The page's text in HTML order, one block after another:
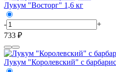
Лукум "Восторг" 1,6 кг
-
+
733 ₽
Лукум "Королевский" с